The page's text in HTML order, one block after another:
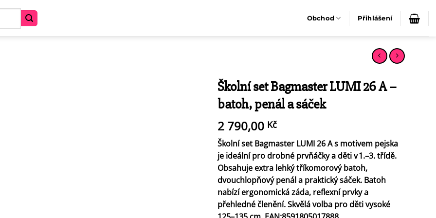
Obchod Přihlášení
Školní set Bagmaster LUMI 26 A –
batoh, penál a sáček
2 790,00 Kč
Školní set Bagmaster LUMI 26 A s motivem pejska
je ideální pro drobné prvňáčky a děti v 1.–3. třídě.
Obsahuje extra lehký tříkomorový batoh,
dvouchlopňový penál a praktický sáček. Batoh
nabízí ergonomická záda, reflexní prvky a
přehledné členění. Skvělá volba pro děti vysoké